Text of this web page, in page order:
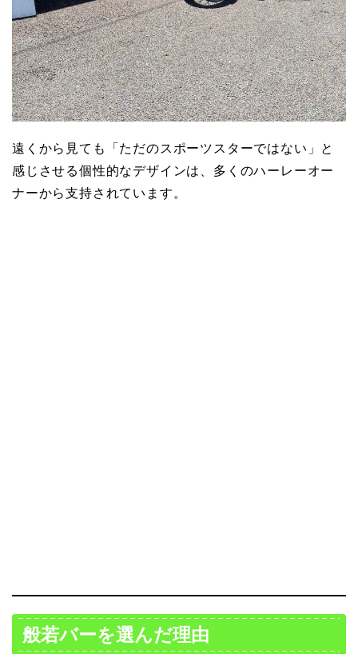
遠くから見ても「ただのスポーツスターではない」と
感じさせる個性的なデザインは、多くのハーレーオー
ナーから支持されています。
般若バーを選んだ理由